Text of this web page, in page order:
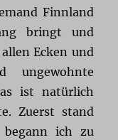
Finnland
bringt und
Ecken und
ungewohnte
ist natürlich
Zuerst stand
ich zu